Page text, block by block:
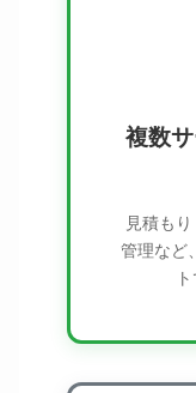
複数
見積も
管理など